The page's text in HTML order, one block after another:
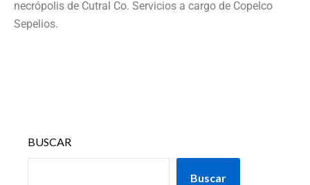
necrópolis de Cutral Co. Servicios a cargo de Copelco
Sepelios.
BUSCAR
Buscar